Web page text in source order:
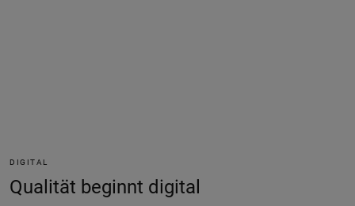
DIGITAL
Qualität beginnt digital